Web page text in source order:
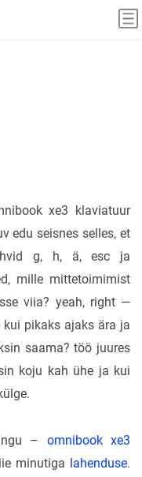
xe3 klaviatuur
edu seisnes selles, et
g, h, ä, esc ja
mille mittetoimimist
viia? yeah, right —
pikaks ajaks ära ja
saama? töö juures
koju kah ühe ja kui
– omnibook xe3
minutiga lahenduse.